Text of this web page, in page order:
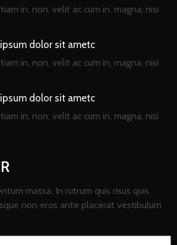
in, non, velit ac cum in, magna, nisi
dolor sit ametc
in, non, velit ac cum in, magna, nisi
dolor sit ametc
in, non, velit ac cum in, magna, nisi
massa. In rutrum quis risus quis
non eros ante placerat vestibulum